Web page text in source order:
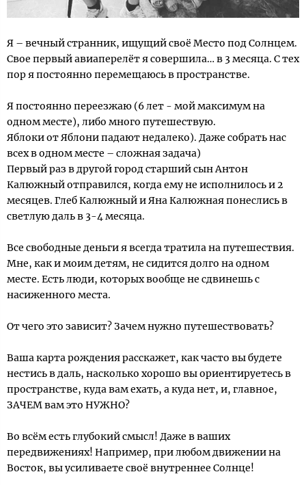
Я – вечный странник, ищущий своё Место под Солнцем.
Свое первый авиаперелёт я совершила… в 3 месяца. С тех
пор я постоянно перемещаюсь в пространстве.
Я постоянно переезжаю (6 лет - мой максимум на
одном месте), либо много путешествую.
Яблоки от Яблони падают недалеко). Даже собрать нас
всех в одном месте – сложная задача)
Первый раз в другой город старший сын Антон
Калюжный отправился, когда ему не исполнилось и 2
месяцев. Глеб Калюжный и Яна Калюжная понеслись в
светлую даль в 3-4 месяца.
Все свободные деньги я всегда тратила на путешествия.
Мне, как и моим детям, не сидится долго на одном
месте. Есть люди, которых вообще не сдвинешь с
насиженного места.
От чего это зависит? Зачем нужно путешествовать?
Ваша карта рождения расскажет, как часто вы будете
нестись в даль, насколько хорошо вы ориентируетесь в
пространстве, куда вам ехать, а куда нет, и, главное,
ЗАЧЕМ вам это НУЖНО?
Во всём есть глубокий смысл! Даже в ваших
передвижениях! Например, при любом движении на
Восток, вы усиливаете своё внутреннее Солнце!